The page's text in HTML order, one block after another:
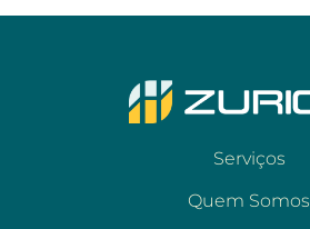
Serviços
Quem Somos